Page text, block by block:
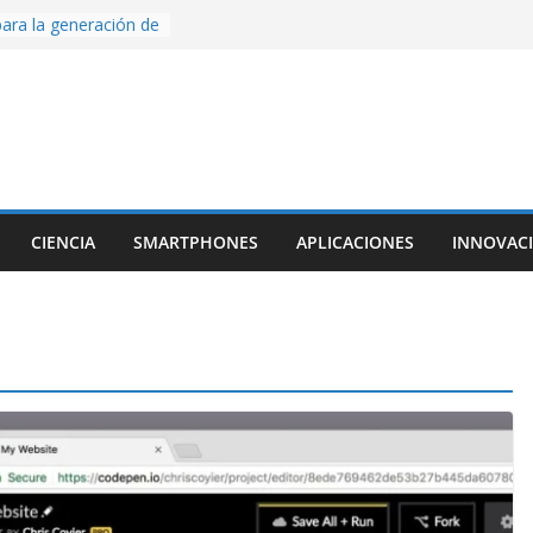
la generación de
con Inteligencia
una app
una
CIENCIA SMARTPHONES APLICACIONES